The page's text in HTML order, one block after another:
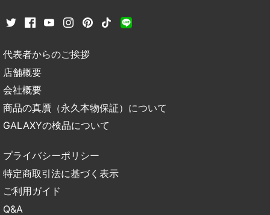
代表者からのご挨拶
店舗概要
会社概要
商品の真贋（永久本物保証）について
GALAXYの検品について
プライバシーポリシー
特定商取引法に基づく表示
ご利用ガイド
Q&A